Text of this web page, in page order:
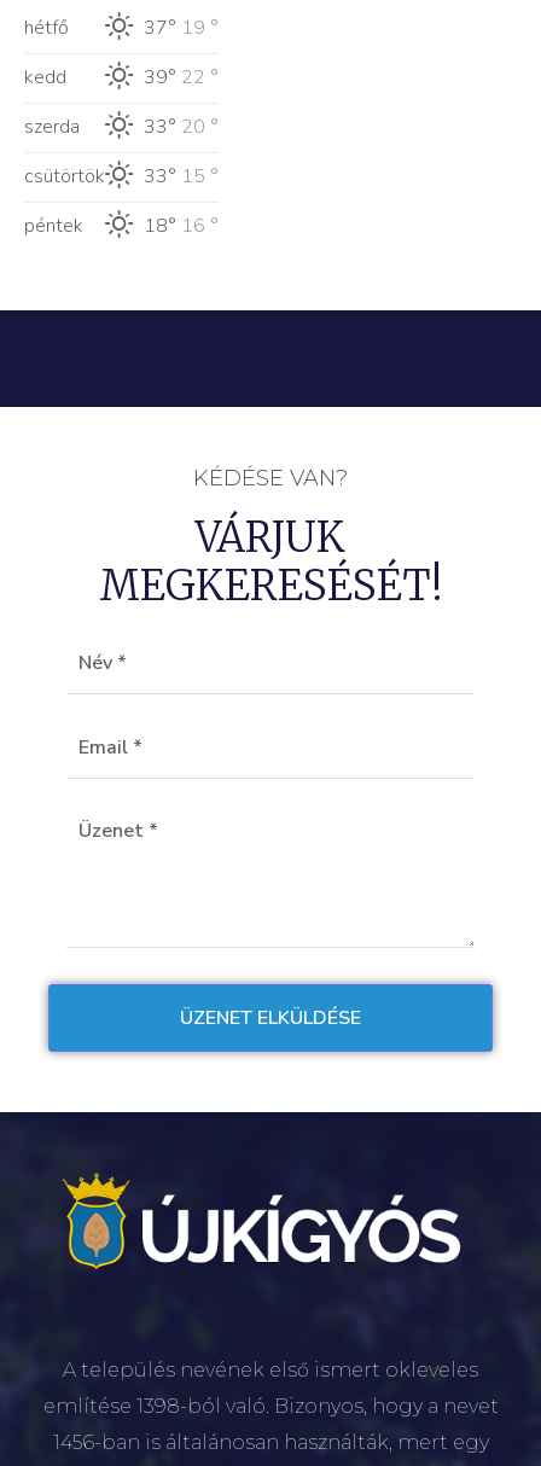
hétfő 37° 19 °
kedd
39° 22 °
szerda
33° 20 °
csütörtök
33° 15 °
péntek
18° 16 °
KÉDÉSE VAN?
VÁRJUK
MEGKERESÉSÉT!
A település nevének első ismert okleveles
említése 1398-ból való. Bizonyos, hogy a nevet
1456-ban is általánosan használták, mert egy